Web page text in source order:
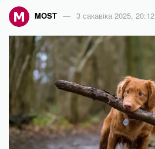
MOST 3 сакавіка 2025, 20:12